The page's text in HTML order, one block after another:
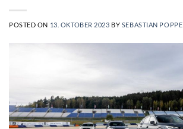
POSTED ON 13. OKTOBER 2023 BY SEBASTIAN POPPE